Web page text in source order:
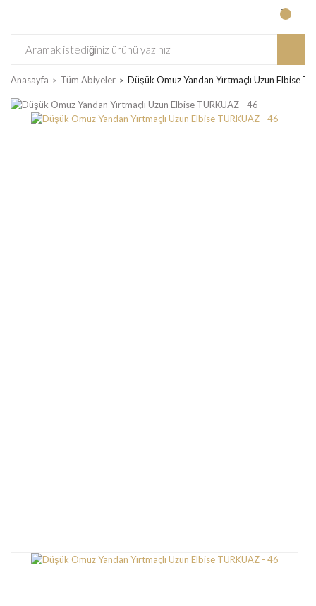
Anasayfa Tüm Abiyeler Düşük Omuz Yandan Yırtmaçlı Uzun Elbise